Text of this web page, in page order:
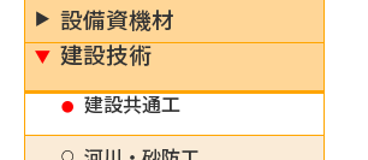
設備資機材
建設技術
建設共通工